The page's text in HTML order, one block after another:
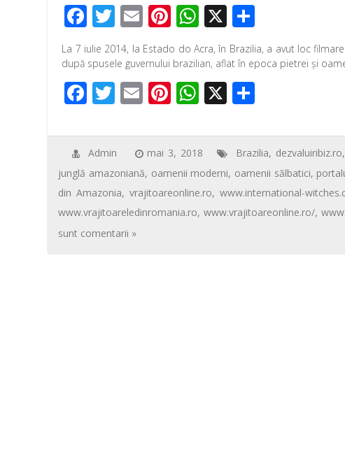
F
ac
e
b
o
o
k
T
wi
tt
er
E
m
ail
Pi
nt
er
e
st
W
at
s
A
p
p
X
ar
ta
ă
La 7 iulie 2014, la Estado do Acra, în Brazilia, a avut loc
după spusele guvernului brazilian, aflat în epoca pietrei şi
F
e
b
o
o
k
T
tt
er
E
ail
Pi
er
e
st
W
at
s
A
p
X
ta
je
az
ă
Admin mai 3, 2018 Brazilia, dezvaluiribiz.ro,
junglă amazoniană, oamenii moderni, oamenii sălbatici,
din Amazonia, vrajitoareonline.ro, www.international-
www.vrajitoareledinromania.ro,www.vrajitoareonline.ro/,
sunt comentarii »